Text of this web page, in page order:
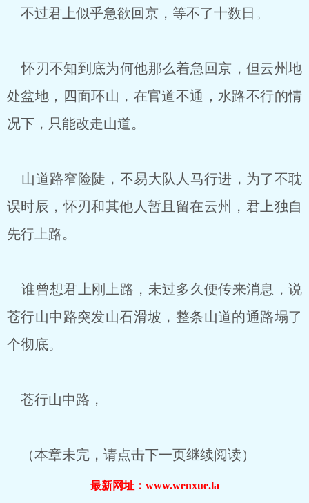
不过君上似乎急欲回京，等不了十数日。
怀刃不知到底为何他那么着急回京，但云州地
处盆地，四面环山，在官道不通，水路不行的情
况下，只能改走山道。
山道路窄险陡，不易大队人马行进，为了不耽
误时辰，怀刃和其他人暂且留在云州，君上独自
先行上路。
谁曾想君上刚上路，未过多久便传来消息，说
苍行山中路突发山石滑坡，整条山道的通路塌了
个彻底。
苍行山中路，
（本章未完，请点击下一页继续阅读）
最新网址：www.wenxue.la